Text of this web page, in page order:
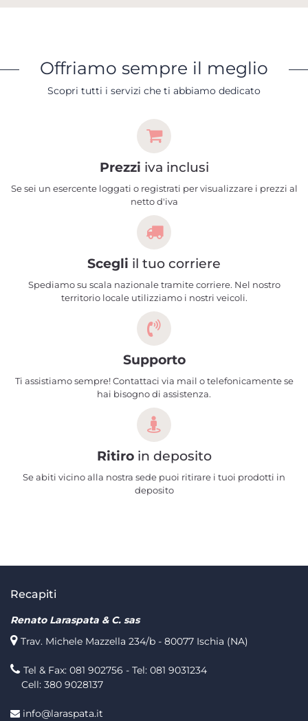
Offriamo sempre il meglio
Scopri tutti i servizi che ti abbiamo dedicato
Prezzi iva inclusi
Se sei un esercente loggati o registrati per visualizzare i prezzi al
netto d'iva
Scegli il tuo corriere
Spediamo su scala nazionale tramite corriere. Nel nostro
territorio locale utilizziamo i nostri veicoli.
Supporto
Ti assistiamo sempre! Contattaci via mail o telefonicamente se
hai bisogno di assistenza.
Ritiroin deposito
Se abiti vicino alla nostra sede puoi ritirare i tuoi prodotti in
deposito
Recapiti
Renato Laraspata & C. sas
Trav. Michele Mazzella 234/b - 80077 Ischia (NA)
Tel & Fax: 081 902756 - Tel: 081 9031234
Cell: 380 9028137
info@laraspata.it